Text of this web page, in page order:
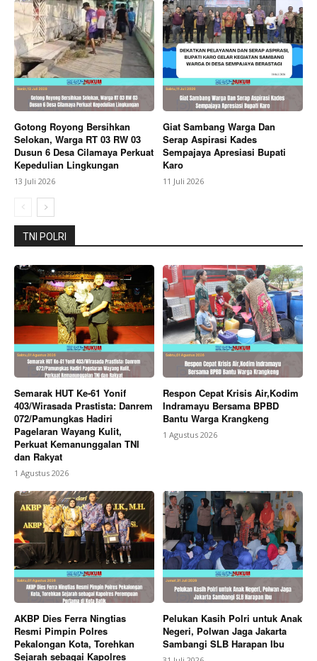
Gotong Royong Bersihkan
Selokan, Warga RT 03 RW 03
Dusun 6 Desa Cilamaya Perkuat
Kepedulian Lingkungan
13 Juli 2026
Giat Sambang Warga Dan
Serap Aspirasi Kades
Sempajaya Apresiasi Bupati
Karo
11 Juli 2026
TNI POLRI
Semarak HUT Ke-61 Yonif
403/Wirasada Prastista: Danrem
072/Pamungkas Hadiri
Pagelaran Wayang Kulit,
Perkuat Kemanunggalan TNI
dan Rakyat
1 Agustus 2026
Respon Cepat Krisis Air,Kodim
Indramayu Bersama BPBD
Bantu Warga Krangkeng
1 Agustus 2026
AKBP Dies Ferra Ningtias
Resmi Pimpin Polres
Pekalongan Kota, Torehkan
Sejarah sebagai Kapolres
Pelukan Kasih Polri untuk Anak
Negeri, Polwan Jaga Jakarta
Sambangi SLB Harapan Ibu